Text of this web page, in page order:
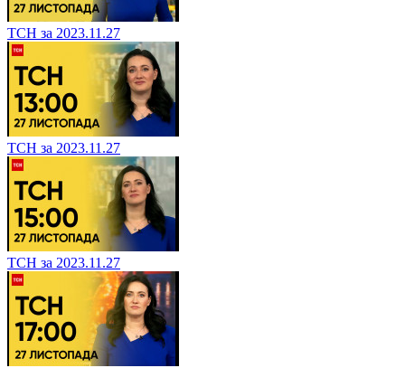
ТСН за 2023.11.27
ТСН за 2023.11.27
ТСН за 2023.11.27